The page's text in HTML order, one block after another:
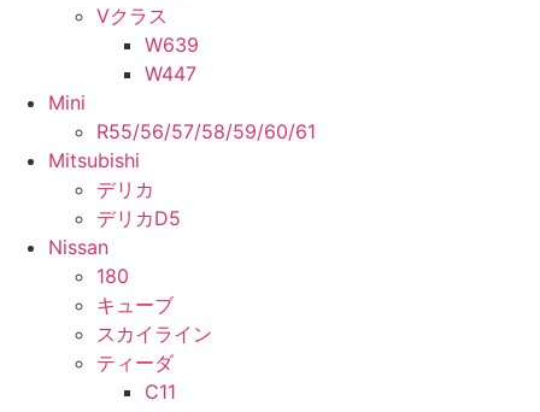
Vクラス
W639
W447
Mini
R55/56/57/58/59/60/61
Mitsubishi
デリカ
デリカD5
Nissan
180
キューブ
スカイライン
ティーダ
C11